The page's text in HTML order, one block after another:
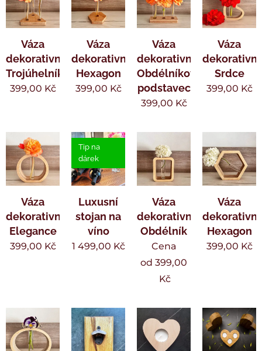
Váza
dekorativní
Trojúhelník
399,00 Kč
Váza
dekorativní
Hexagon
399,00 Kč
Váza
dekorativní
Obdélníkový
podstavec
399,00 Kč
Váza
dekorativní
Srdce
399,00 Kč
Váza
dekorativní
Elegance
399,00 Kč
Luxusní
stojan na
víno
Tip na
dárek
1 499,00 Kč
Váza
dekorativní
Obdélník
Cena
od 399,00
Kč
Váza
dekorativní
Hexagon
399,00 Kč